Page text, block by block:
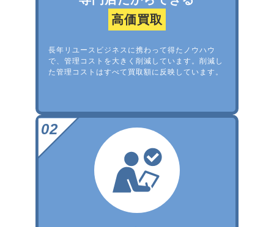
高価買取
長年リユースビジネスに携わって得たノウハウ
で、管理コストを大きく削減しています。削減し
た管理コストはすべて買取額に反映しています。